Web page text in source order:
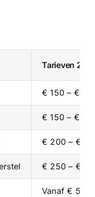
Tarieven
€ 150 – €
€ 150 – €
€ 200 – €
€ 250 – €
Vanaf €